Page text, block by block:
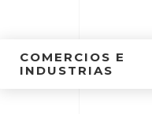
COMERCIOS E
INDUSTRIAS